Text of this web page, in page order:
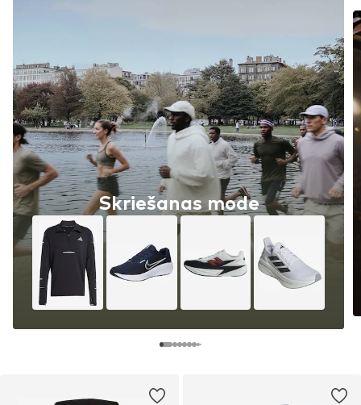
Skriešanas mode